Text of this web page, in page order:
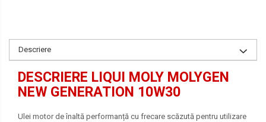
Descriere
DESCRIERE LIQUI MOLY MOLYGEN
NEW GENERATION 10W30
Ulei motor de înaltă performanță cu frecare scăzută pentru utilizare